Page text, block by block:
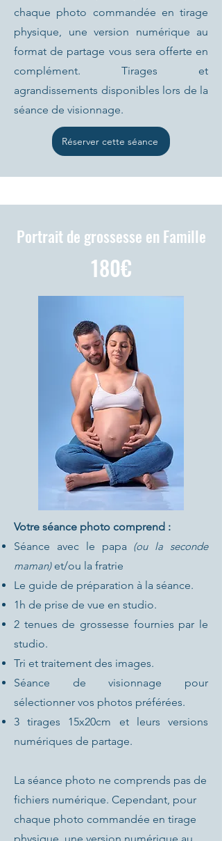
chaque photo commandée en tirage
physique, une version numérique au
format de partage vous sera offerte en
complément. Tirages et
agrandissements disponibles lors de la
séance de visionnage.
Réserver cette séance
Portrait de grossesse en Famille
180€
Votre séance photo comprend :
Séance avec le papa (ou la seconde
maman) et/ou la fratrie
Le guide de préparation à la séance.
1h de prise de vue en studio.
2 tenues de grossesse fournies par le
studio.
Tri et traitement des images.
Séance de visionnage pour
sélectionner vos photos préférées.
3 tirages 15x20cm et leurs versions
numériques de partage.
La séance photo ne comprends pas de
fichiers numérique. Cependant, pour
chaque photo commandée en tirage